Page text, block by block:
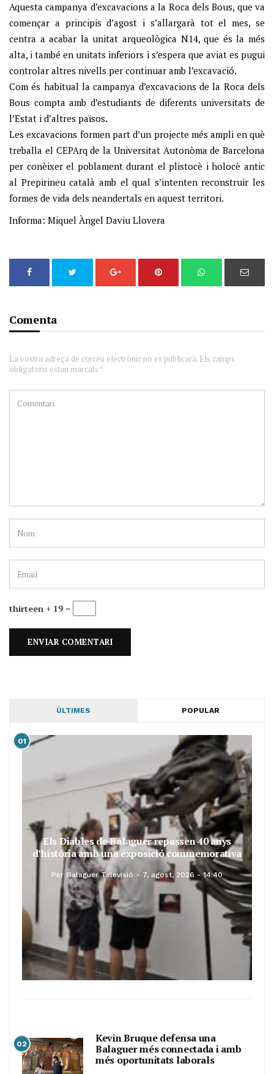
Aquesta campanya d’excavacions a la Roca dels Bous, que va
començar a principis d’agost i s’allargarà tot el mes, se
centra a acabar la unitat arqueològica N14, que és la més
alta, i també en unitats inferiors i s’espera que aviat es pugui
controlar altres nivells per continuar amb l’excavació.
Com és habitual la campanya d’excavacions de la Roca dels
Bous compta amb d’estudiants de diferents universitats de
l’Estat i d’altres països.
Les excavacions formen part d’un projecte més ampli en què
treballa el CEPArq de la Universitat Autonòma de Barcelona
per conèixer el poblament durant el plistocè i holocè antic
al Prepirineu català amb el qual s’intenten reconstruir les
formes de vida dels neandertals en aquest territori.
Informa: Miquel Àngel Daviu Llovera
Comenta
La vostra adreça de correu electrònic no es publicarà. Els camps
obligatoris estan marcats *
thirteen + 19 =
ÚLTIMES POPULAR
01
Els Diables de Balaguer repassen 40 anys
d’història amb una exposició commemorativa
Per Balaguer Televisió 7, agost, 2026 - 14:40
02
Kevin Bruque defensa una
Balaguer més connectada i amb
més oportunitats laborals